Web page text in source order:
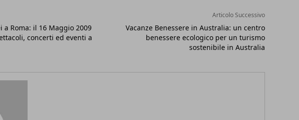
a Roma: il 16 Maggio 2009
concerti ed eventi a
Articolo Successivo
Vacanze Benessere in Australia: un centro
benessere ecologico per un turismo
sostenibile in Australia